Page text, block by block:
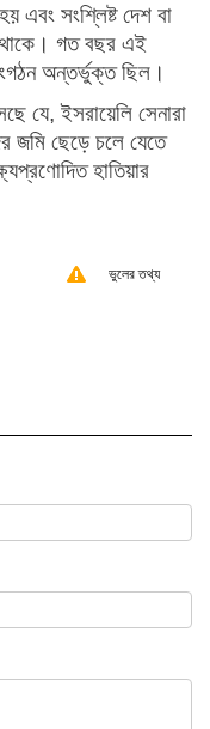
এবং সংশ্লিষ্ট দেশ বা
গত বছর এই
অন্তর্ভুক্ত ছিল।
যে, ইসরায়েলি সেনারা
জমি ছেড়ে চলে যেতে
হাতিয়ার
ভুলের তথ্য